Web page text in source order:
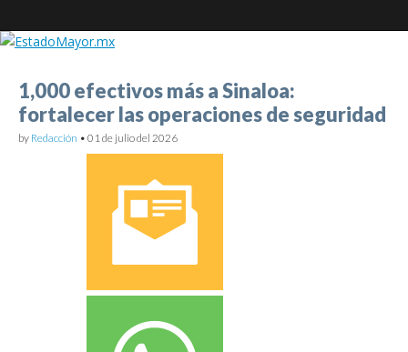
EstadoMayor.mx
Blog de información militar y de Seguridad Nacional
1,000 efectivos más a Sinaloa:
fortalecer las operaciones de seguridad
by Redacción • 01 de julio del 2026